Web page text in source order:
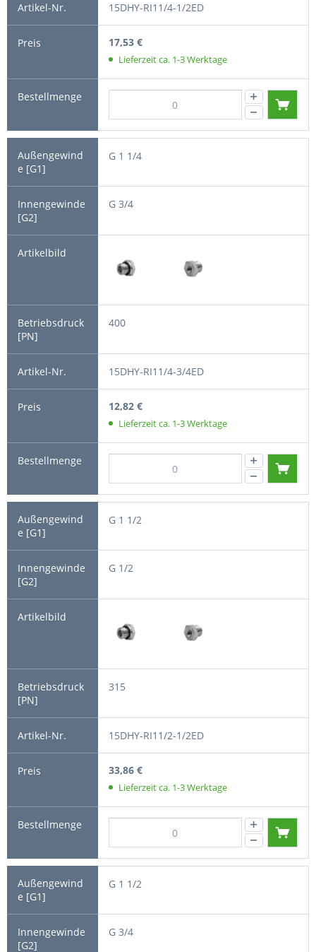
15DHY-RI11/4-1/2ED
17,53 €
Lieferzeit ca. 1-3 Werktage
G 1 1/4
G 3/4
400
15DHY-RI11/4-3/4ED
12,82 €
Lieferzeit ca. 1-3 Werktage
G 1 1/2
G 1/2
315
15DHY-RI11/2-1/2ED
33,86 €
Lieferzeit ca. 1-3 Werktage
G 1 1/2
G 3/4